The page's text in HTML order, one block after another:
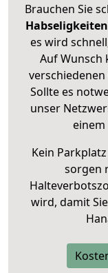
Brauchen Sie
Habseligkeiten
es wird
Auf Wunsch
Sollte es
unser
Kein
sorgen
wird, damit